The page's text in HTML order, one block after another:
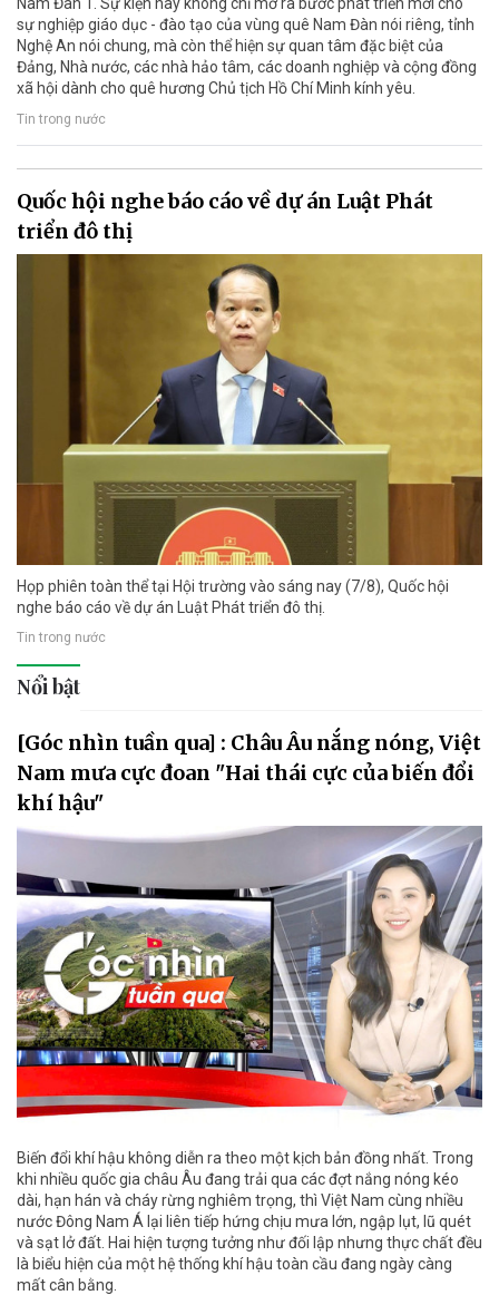
Nam Đàn 1. Sự kiện này không chỉ mở ra bước phát triển mới cho
sự nghiệp giáo dục - đào tạo của vùng quê Nam Đàn nói riêng, tỉnh
Nghệ An nói chung, mà còn thể hiện sự quan tâm đặc biệt của
Đảng, Nhà nước, các nhà hảo tâm, các doanh nghiệp và cộng đồng
xã hội dành cho quê hương Chủ tịch Hồ Chí Minh kính yêu.
Tin trong nước
Quốc hội nghe báo cáo về dự án Luật Phát
triển đô thị
Họp phiên toàn thể tại Hội trường vào sáng nay (7/8), Quốc hội
nghe báo cáo về dự án Luật Phát triển đô thị.
Tin trong nước
Nổi bật
[Góc nhìn tuần qua] : Châu Âu nắng nóng, Việt
Nam mưa cực đoan "Hai thái cực của biến đổi
khí hậu"
Biến đổi khí hậu không diễn ra theo một kịch bản đồng nhất. Trong
khi nhiều quốc gia châu Âu đang trải qua các đợt nắng nóng kéo
dài, hạn hán và cháy rừng nghiêm trọng, thì Việt Nam cùng nhiều
nước Đông Nam Á lại liên tiếp hứng chịu mưa lớn, ngập lụt, lũ quét
và sạt lở đất. Hai hiện tượng tưởng như đối lập nhưng thực chất đều
là biểu hiện của một hệ thống khí hậu toàn cầu đang ngày càng
mất cân bằng.